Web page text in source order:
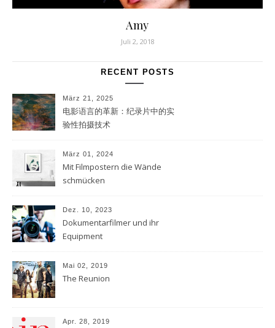
Amy
Juli 2, 2018
RECENT POSTS
März 21, 2025
电影语言的革新：纪录片中的实
验性拍摄技术
März 01, 2024
Mit Filmpostern die Wände
schmücken
Dez. 10, 2023
Dokumentarfilmer und ihr
Equipment
Mai 02, 2019
The Reunion
Apr. 28, 2019